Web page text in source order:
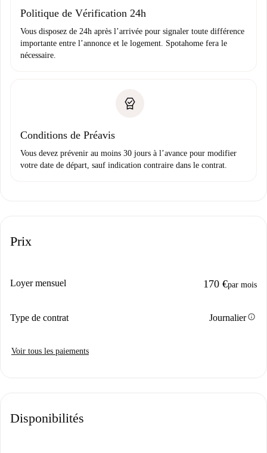
Politique de Vérification 24h
Vous disposez de 24h après l’arrivée pour signaler toute différence
importante entre l’annonce et le logement. Spotahome fera le
nécessaire.
Conditions de Préavis
Vous devez prévenir au moins 30 jours à l’avance pour modifier
votre date de départ, sauf indication contraire dans le contrat.
Prix
Loyer mensuel 170 €par mois
Type de contrat Journalierinfo
Voir tous les paiements
Disponibilités